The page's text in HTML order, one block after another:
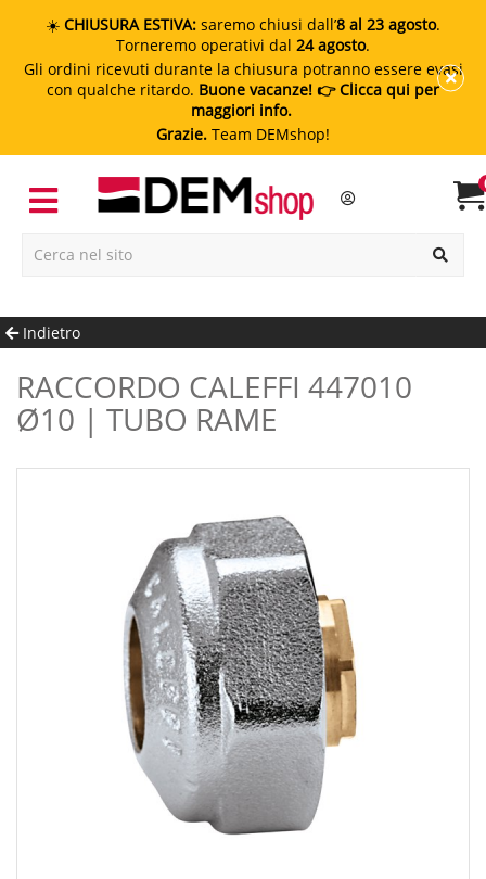
☀️ CHIUSURA ESTIVA: saremo chiusi dall’8 al 23 agosto.
Torneremo operativi dal 24 agosto.
Gli ordini ricevuti durante la chiusura potranno essere evasi
con qualche ritardo. Buone vacanze! 👉 Clicca qui per
maggiori info.
Grazie. Team DEMshop!
Indietro
RACCORDO CALEFFI 447010
Ø10 | TUBO RAME